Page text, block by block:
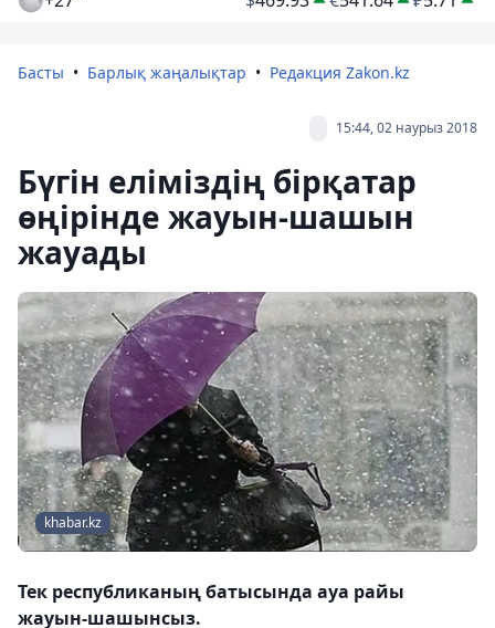
Басты Барлық жаңалықтар Редакция Zakon.kz
15:44, 02 наурыз 2018
Бүгін еліміздің бірқатар
өңірінде жауын-шашын
жауады
khabar.kz
Тек республиканың батысында ауа райы
жауын-шашынсыз.